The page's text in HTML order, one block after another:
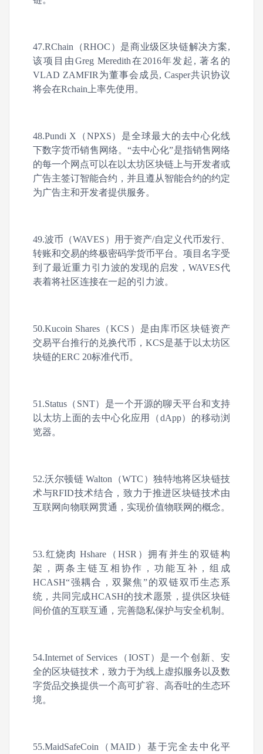
47.RChain（RHOC）是商业级区块链解决方案,
该项目由Greg Meredith在2016年发起, 著名的
VLAD ZAMFIR为董事会成员, Casper共识协议
将会在Rchain上率先使用。
48.Pundi X（NPXS）是全球最大的去中心化线
下数字货币销售网络。“去中心化”是指销售网络
的每一个网点可以在以太坊区块链上与开发者或
广告主签订智能合约，并且遵从智能合约的约定
为广告主和开发者提供服务。
49.波币（WAVES）用于资产/自定义代币发行、
转账和交易的终极密码学货币平台。项目名字受
到了最近重力引力波的发现的启发，WAVES代
表着将社区连接在一起的引力波。
50.Kucoin Shares（KCS）是由库币区块链资产
交易平台推行的兑换代币，KCS是基于以太坊区
块链的ERC 20标准代币。
51.Status（SNT）是一个开源的聊天平台和支持
以太坊上面的去中心化应用（dApp）的移动浏
览器。
52.沃尔顿链 Walton（WTC）独特地将区块链技
术与RFID技术结合，致力于推进区块链技术由
互联网向物联网贯通，实现价值物联网的概念。
53.红烧肉 Hshare（HSR）拥有并生的双链构
架，两条主链互相协作，功能互补，组成
HCASH“强耦合，双聚焦”的双链双币生态系
统，共同完成HCASH的技术愿景，提供区块链
间价值的互联互通，完善隐私保护与安全机制。
54.Internet of Services（IOST）是一个创新、安
全的区块链技术，致力于为线上虚拟服务以及数
字货品交换提供一个高可扩容、高吞吐的生态环
境。
55.MaidSafeCoin（MAID）基于完全去中化平